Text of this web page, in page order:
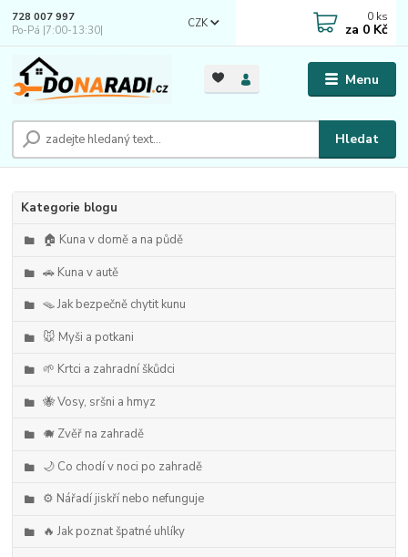
Menu
CZK
Hledat
728 007 997
Po-Pá |7:00-13:30|
0 ks
za 0 Kč
Kategorie blogu
🏠 Kuna v domě a na půdě
🚗 Kuna v autě
🪤 Jak bezpečně chytit kunu
🐭 Myši a potkani
🌱 Krtci a zahradní škůdci
🐝 Vosy, sršni a hmyz
🐗 Zvěř na zahradě
🌙 Co chodí v noci po zahradě
⚙️ Nářadí jiskří nebo nefunguje
🔥 Jak poznat špatné uhlíky